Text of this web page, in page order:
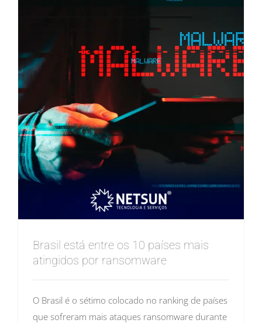
Brasil está entre os 10 países mais
atingidos por ransomware
O Brasil é o sétimo colocado no ranking de países
que sofreram mais ataques ransomware durante